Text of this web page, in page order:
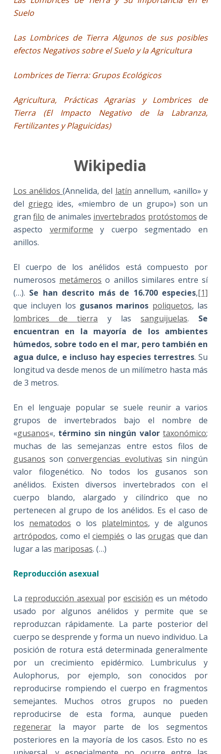
Suelo
Las Lombrices de Tierra Algunos de sus posibles
efectos Negativos sobre el Suelo y la Agricultura
Lombrices de Tierra: Grupos Ecológicos
Agricultura, Prácticas Agrarias y Lombrices de
Tierra (El Impacto Negativo de la Labranza,
Fertilizantes y Plaguicidas)
Wikipedia
Los anélidos(Annelida, del latín annellum, «anillo» y
del griego ides, «miembro de un grupo») son un
granfilo de animales invertebrados protóstomos de
aspecto vermiforme y cuerpo segmentado en
anillos.
El cuerpo de los anélidos está compuesto por
numerosos metámeros o anillos similares entre sí
(…). Se han descrito más de 16.700 especies,[1]
que incluyen los gusanos marinos poliquetos, las
lombrices de tierra y las sanguijuelas. Se
encuentran en la mayoría de los ambientes
húmedos, sobre todo en el mar, pero también en
agua dulce, e incluso hay especies terrestres. Su
longitud va desde menos de un milímetro hasta más
de 3 metros.
En el lenguaje popular se suele reunir a varios
grupos de invertebrados bajo el nombre de
«gusanos«, término sin ningún valor taxonómico;
muchas de las semejanzas entre estos filos de
gusanos sonconvergencias evolutivas sin ningún
valor filogenético. No todos los gusanos son
anélidos. Existen diversos invertebrados con el
cuerpo blando, alargado y cilíndrico que no
pertenecen al grupo de los anélidos. Es el caso de
los nematodos o los platelmintos, y de algunos
artrópodos, como elciempiés o lasorugas que dan
lugar a las mariposas. (…)
Reproducción asexual
La reproducción asexual porescisión es un método
usado por algunos anélidos y permite que se
reproduzcan rápidamente. La parte posterior del
cuerpo se desprende y forma un nuevo individuo. La
posición de rotura está determinada generalmente
por un crecimiento epidérmico. Lumbriculus y
Aulophorus, por ejemplo, son conocidos por
reproducirse rompiendo el cuerpo en fragmentos
semejantes. Muchos otros grupos no pueden
reproducirse de esta forma, aunque pueden
regenerarla mayor parte de los segmentos
posteriores en la mayoría de los casos. Esto no es